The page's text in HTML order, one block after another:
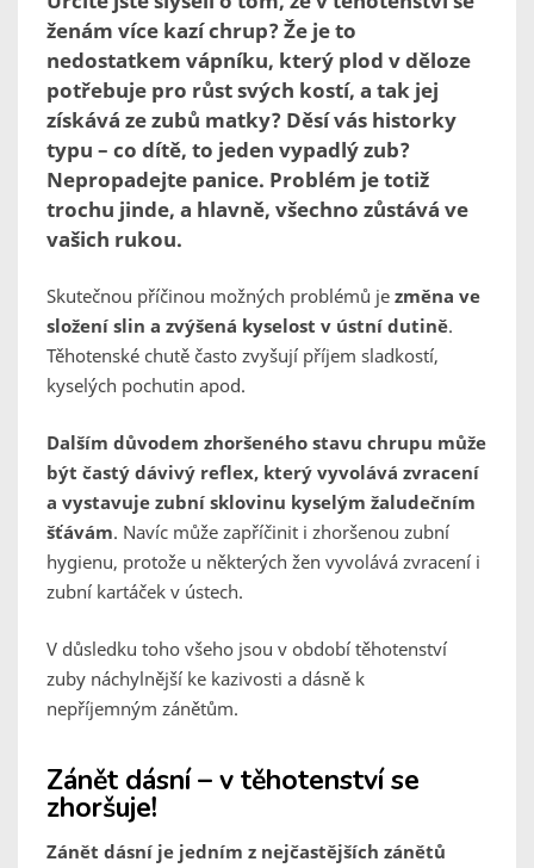
ženám více kazí chrup? Že je to
nedostatkem vápníku, který plod v děloze
potřebuje pro růst svých kostí, a tak jej
získává ze zubů matky? Děsí vás historky
typu – co dítě, to jeden vypadlý zub?
Nepropadejte panice. Problém je totiž
trochu jinde, a hlavně, všechno zůstává ve
vašich rukou.
Skutečnou příčinou možných problémů je změna ve
složení slin a zvýšená kyselost v ústní dutině.
Těhotenské chutě často zvyšují příjem sladkostí,
kyselých pochutin apod.
Dalším důvodem zhoršeného stavu chrupu může
být častý dávivý reflex, který vyvolává zvracení
a vystavuje zubní sklovinu kyselým žaludečním
šťávám. Navíc může zapříčinit i zhoršenou zubní
hygienu, protože u některých žen vyvolává zvracení i
zubní kartáček v ústech.
V důsledku toho všeho jsou v období těhotenství
zuby náchylnější ke kazivosti a dásně k
nepříjemným zánětům.
Zánět dásní – v těhotenství se
zhoršuje!
Zánět dásní je jedním z nejčastějších zánětů